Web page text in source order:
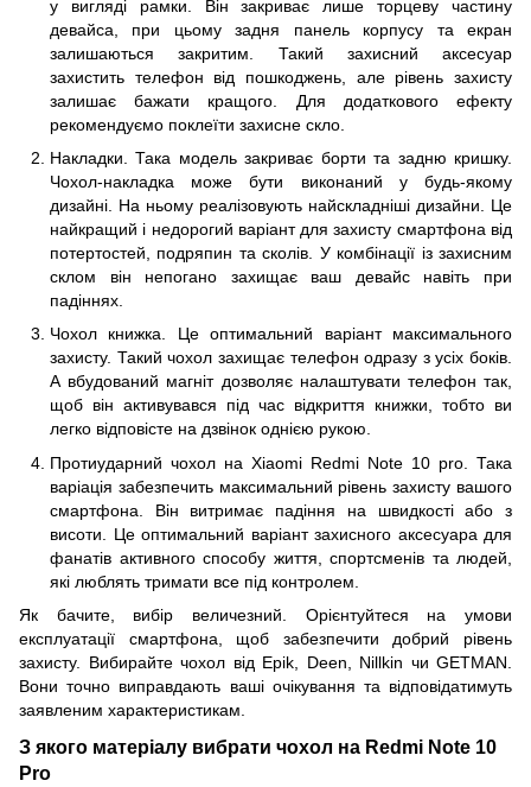
у вигляді рамки. Він закриває лише торцеву частину
девайса, при цьому задня панель корпусу та екран
залишаються закритим. Такий захисний аксесуар
захистить телефон від пошкоджень, але рівень захисту
залишає бажати кращого. Для додаткового ефекту
рекомендуємо поклеїти захисне скло.
Накладки. Така модель закриває борти та задню кришку.
Чохол-накладка може бути виконаний у будь-якому
дизайні. На ньому реалізовують найскладніші дизайни. Це
найкращий і недорогий варіант для захисту смартфона від
потертостей, подряпин та сколів. У комбінації із захисним
склом він непогано захищає ваш девайс навіть при
падіннях.
Чохол книжка. Це оптимальний варіант максимального
захисту. Такий чохол захищає телефон одразу з усіх боків.
А вбудований магніт дозволяє налаштувати телефон так,
щоб він активувався під час відкриття книжки, тобто ви
легко відповісте на дзвінок однією рукою.
Протиударний чохол на Xiaomi Redmi Note 10 pro. Така
варіація забезпечить максимальний рівень захисту вашого
смартфона. Він витримає падіння на швидкості або з
висоти. Це оптимальний варіант захисного аксесуара для
фанатів активного способу життя, спортсменів та людей,
які люблять тримати все під контролем.
Як бачите, вибір величезний. Орієнтуйтеся на умови
експлуатації смартфона, щоб забезпечити добрий рівень
захисту. Вибирайте чохол від Epik, Deen, Nillkin чи GETMAN.
Вони точно виправдають ваші очікування та відповідатимуть
заявленим характеристикам.
З якого матеріалу вибрати чохол на Redmi Note 10
Pro